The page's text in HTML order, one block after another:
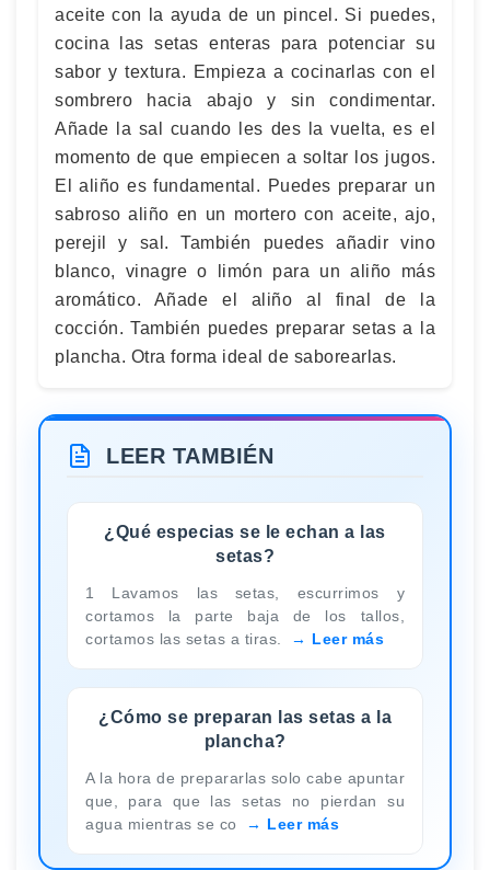
aceite con la ayuda de un pincel. Si puedes,
cocina las setas enteras para potenciar su
sabor y textura. Empieza a cocinarlas con el
sombrero hacia abajo y sin condimentar.
Añade la sal cuando les des la vuelta, es el
momento de que empiecen a soltar los jugos.
El aliño es fundamental. Puedes preparar un
sabroso aliño en un mortero con aceite, ajo,
perejil y sal. También puedes añadir vino
blanco, vinagre o limón para un aliño más
aromático. Añade el aliño al final de la
cocción. También puedes preparar setas a la
plancha. Otra forma ideal de saborearlas.
LEER TAMBIÉN
¿Qué especias se le echan a las
setas?
1 Lavamos las setas, escurrimos y
cortamos la parte baja de los tallos,
cortamos las setas a tiras.
Leer más
¿Cómo se preparan las setas a la
plancha?
A la hora de prepararlas solo cabe apuntar
que, para que las setas no pierdan su
agua mientras se co
Leer más